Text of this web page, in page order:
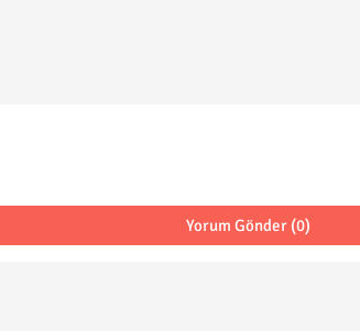
Yorum Gönder (0)